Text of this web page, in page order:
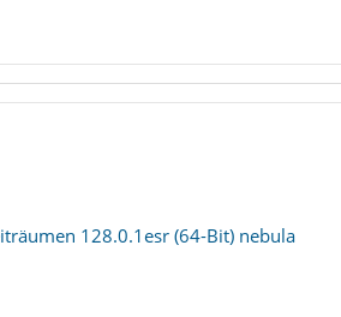
128.0.1esr (64-Bit) nebula